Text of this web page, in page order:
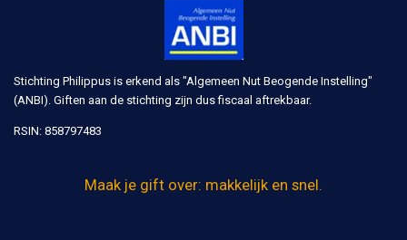
Stichting Philippus is erkend als "Algemeen Nut Beogende Instelling"
(ANBI). Giften aan de stichting zijn dus fiscaal aftrekbaar.
RSIN: 858797483
Maak je gift over: makkelijk en snel.